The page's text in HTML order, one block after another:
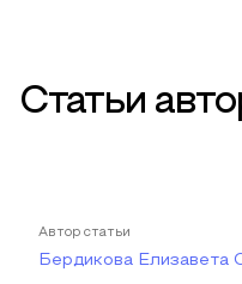
Статьи
Автор статьи
Бердикова Елизавета